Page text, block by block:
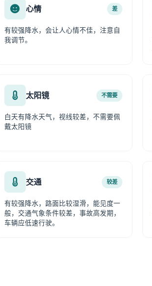
心情 差
有较强降水，会让人心情不佳，注意自
我调节。
太阳镜 不需要
白天有降水天气，视线较差，不需要佩
戴太阳镜
交通 较差
有较强降水，路面比较湿滑，能见度一
般，交通气象条件较差，事故高发期，
车辆应低速行驶。